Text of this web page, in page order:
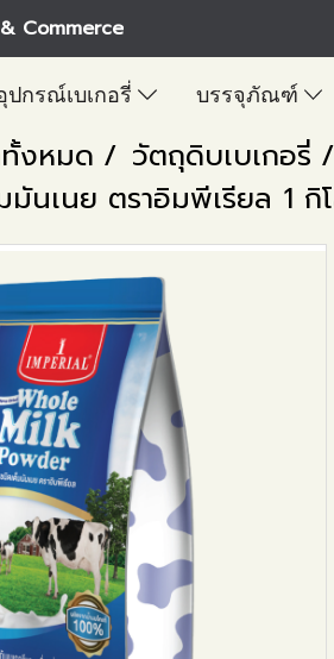
Commerce
ปกรณ์เบเกอรี่ บรรจุภัณฑ์
งหมด วัตถุดิบเบเกอรี่
นเนย ตราอิมพีเรียล 1 กิ